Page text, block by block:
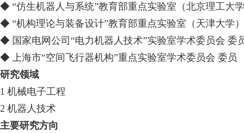
◆ “仿生机器人与系统”教育部重点实验室（北京理工大
◆ “机构理论与装备设计”教育部重点实验室（天津大学
◆ 国家电网公司“电力机器人技术”实验室学术委员会 委
◆ 上海市“空间飞行器机构”重点实验室学术委员会 委员
研究领域
1 机械电子工程
2 机器人技术
主要研究方向